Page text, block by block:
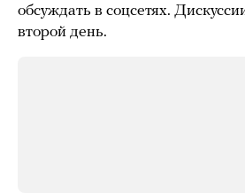
обсуждать в соцсетях.
второй день.